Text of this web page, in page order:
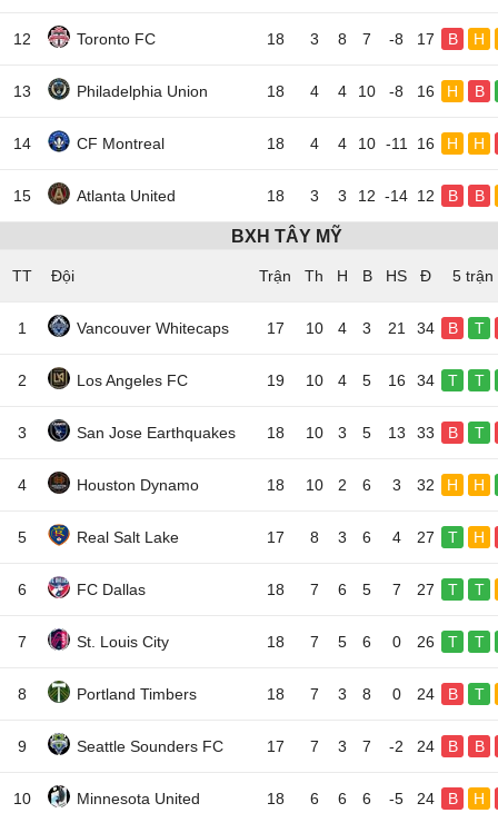
12 Toronto FC 18 3 8 7 -8 17 B H
13 Philadelphia Union 18 4 4 10 -8 16 H B
14 CF Montreal 18 4 4 10 -11 16 H H
15 Atlanta United 18 3 3 12 -14 12 B B
BXH TÂY MỸ
TT Đội 5 trận
1 Vancouver Whitecaps 17 10 4 3 21 34 B T
2 Los Angeles FC 19 10 4 5 16 34 T T
3 San Jose Earthquakes 18 10 3 5 13 33 B T
4 Houston Dynamo 18 10 2 6 3 32 H H
5 Real Salt Lake 17 8 3 6 4 27 T H
6 FC Dallas 18 7 6 5 7 27 T T
7 St. Louis City 18 7 5 6 0 26 T T
8 Portland Timbers 18 7 3 8 0 24 B T
9 Seattle Sounders FC 17 7 3 7 -2 24 B B
10 Minnesota United 18 6 6 6 -5 24 B H